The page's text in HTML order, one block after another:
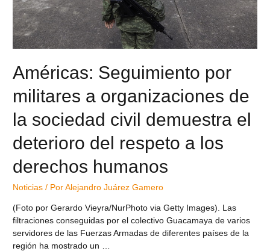
Américas: Seguimiento por
militares a organizaciones de
la sociedad civil demuestra el
deterioro del respeto a los
derechos humanos
Noticias / PorAlejandro Juárez Gamero
(Foto por Gerardo Vieyra/NurPhoto via Getty Images). Las
filtraciones conseguidas por el colectivo Guacamaya de varios
servidores de las Fuerzas Armadas de diferentes países de la
región ha mostrado un …